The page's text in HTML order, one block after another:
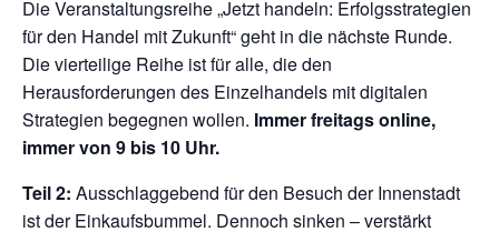
Die Veranstaltungsreihe „Jetzt handeln: Erfolgsstrategien
für den Handel mit Zukunft“ geht in die nächste Runde.
Die vierteilige Reihe ist für alle, die den
Herausforderungen des Einzelhandels mit digitalen
Strategien begegnen wollen. Immer freitags online,
immer von 9 bis 10 Uhr.
Teil 2: Ausschlaggebend für den Besuch der Innenstadt
ist der Einkaufsbummel. Dennoch sinken – verstärkt